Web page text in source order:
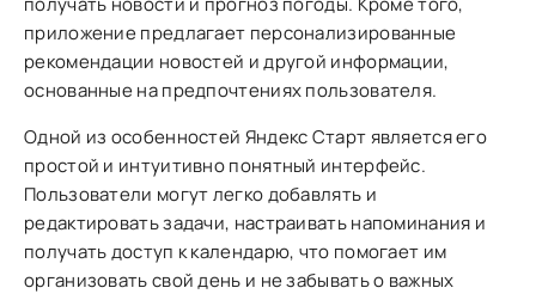
приложение предлагает персонализированные
рекомендации новостей и другой информации,
основанные на предпочтениях пользователя.
Одной из особенностей Яндекс Старт является его
простой и интуитивно понятный интерфейс.
Пользователи могут легко добавлять и
редактировать задачи, настраивать напоминания и
получать доступ к календарю, что помогает им
организовать свой день и не забывать о важных